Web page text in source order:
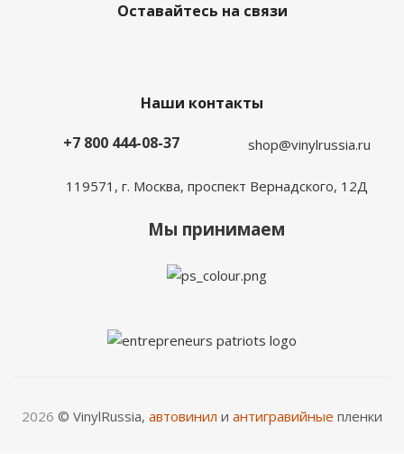
Оставайтесь на связи
Наши контакты
+7 800 444-08-37
shop@vinylrussia.ru
119571, г. Москва, проспект Вернадского, 12Д
Мы принимаем
2026 © VinylRussia, автовинил и антигравийные пленки